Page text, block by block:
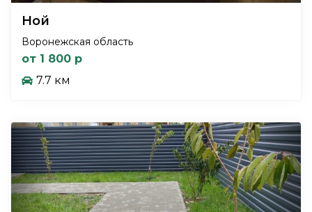
Ной
Воронежская область
от 1 800 р
7.7 км